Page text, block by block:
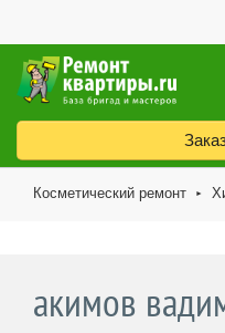
Косметический ремонт ►
акимов